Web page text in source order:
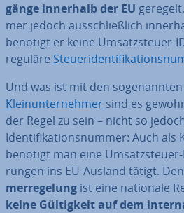
gän­ge innerhalb der EU
mer jedoch aus­schließ­lich
benötigt er keine Um­satz­steu­er-
reguläre
Und was ist mit den
Klein­un­ter­neh­mer sind es
der Regel zu sein – nicht so
Iden­ti­fi­ka­ti­ons­num­mer: Auch als
benötigt man eine
run­gen ins EU-Ausland tätigt.
mer­re­ge­lung ist eine nationale
keine Gül­tig­keit auf dem